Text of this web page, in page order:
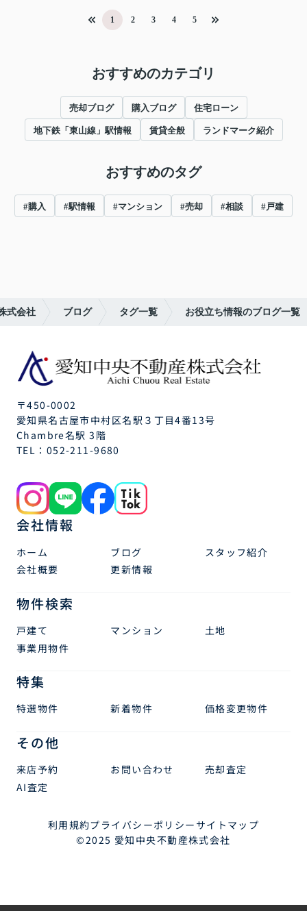
1 2 3 4 5
おすすめのカテゴリ
売却ブログ 購入ブログ 住宅ローン
地下鉄「東山線」駅情報 賃貸全般 ランドマーク紹介
おすすめのタグ
#購入 #駅情報 #マンション #売却 #相談 #戸建
式会社 ブログ タグ一覧 お役立ち情報のブログ一覧
〒450-0002
愛知県名古屋市中村区名駅３丁目4番13号
Chambre名駅 3階
TEL： 052-211-9680
会社情報
ホーム ブログ
スタッフ紹介
会社概要
更新情報
物件検索
戸建て マンション
土地
事業用物件
特集
特選物件 新着物件 価格変更物件
その他
来店予約 お問い合わせ
売却査定
AI査定
利用規約プライバシーポリシーサイトマップ
©2025 愛知中央不動産株式会社